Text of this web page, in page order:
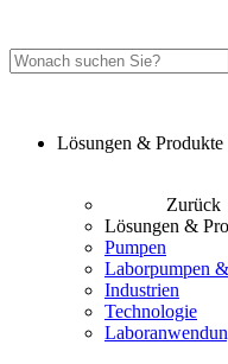
Lösungen & Produkte
Zurück
Lösungen &
Pumpen
Laborpumpen
Industrien
Technologie